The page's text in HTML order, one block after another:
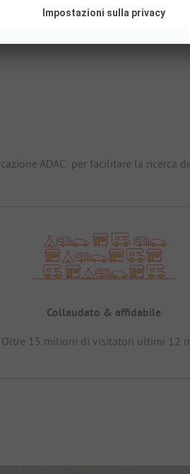
ADAC: per facilitare la ricerca
Collaudato & affidabile
Oltre 15 milioni di visitatori ultimi 12